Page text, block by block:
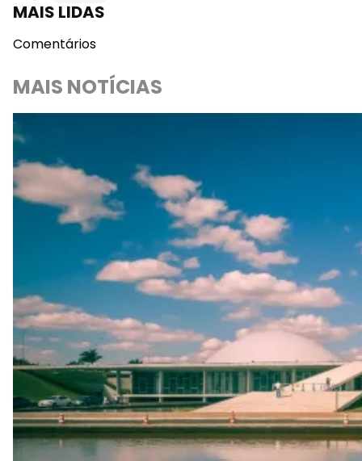
MAIS LIDAS
Comentários
MAIS NOTÍCIAS